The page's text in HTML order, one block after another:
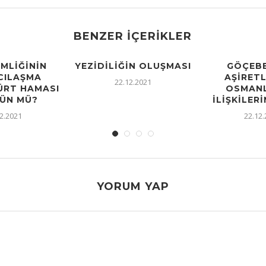
BENZER İÇERIKLER
HAMASI
MÜ?
YEZIDILIĞIN OLUŞMASI
22.12.2021
YORUM YAP